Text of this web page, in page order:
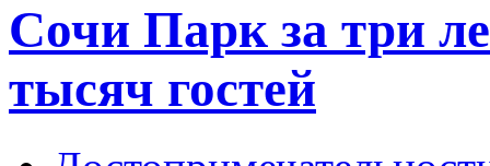
Сочи Парк за три
тысяч гостей